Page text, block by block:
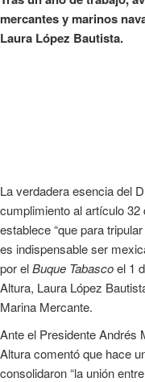
mercantes y marinos
Laura López Bautista.
La verdadera esencia del
cumplimiento al artículo
establece “que para
es indispensable ser
por elBuque Tabascoel 1
Altura, Laura López
Marina Mercante.
Ante el Presidente Andrés
Altura comentó que hace
consolidaron “la unión